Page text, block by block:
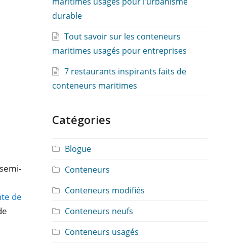
de
durable
Tout savoir sur les conteneurs
maritimes usagés pour entreprises
7 restaurants inspirants faits de
conteneurs maritimes
Catégories
Blogue
Conteneurs
Conteneurs modifiés
Conteneurs neufs
Conteneurs usagés